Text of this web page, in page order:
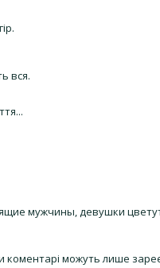
вся.
мужчины, девушки
коментарі можуть лише